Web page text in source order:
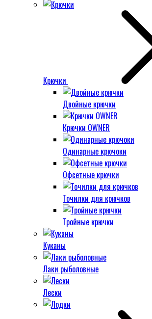
Крючки
Двойные крючки
Крючки OWNER
Одинарные крючоки
Офсетные крючки
Точилки для крючков
Тройные крючки
Куканы
Лаки рыболовные
Лески